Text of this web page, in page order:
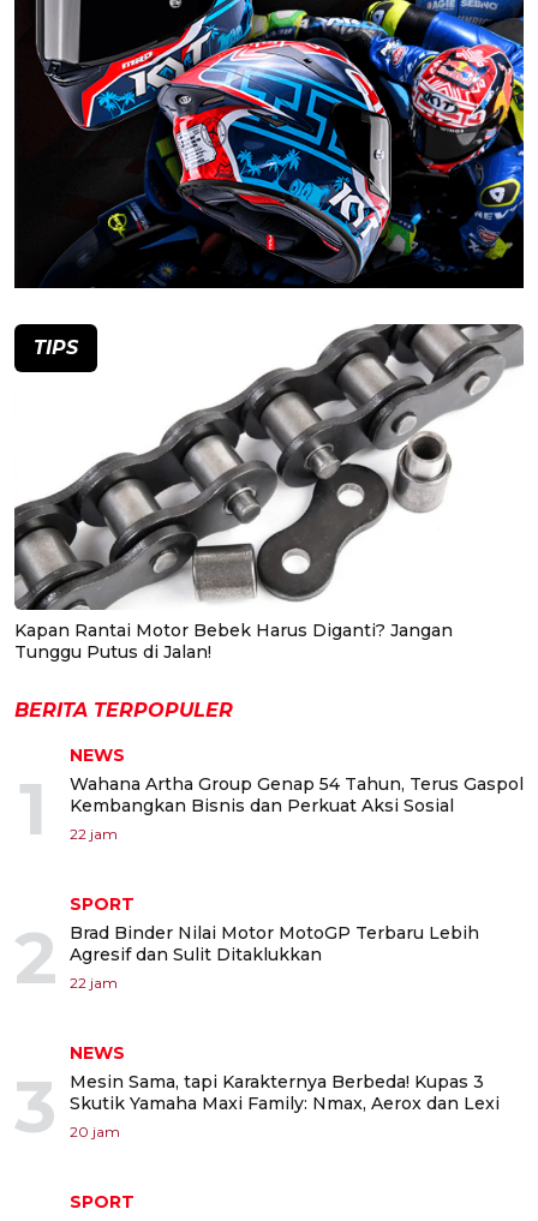
TIPS
Kapan Rantai Motor Bebek Harus Diganti? Jangan
Tunggu Putus di Jalan!
BERITA TERPOPULER
1
NEWS
Wahana Artha Group Genap 54 Tahun, Terus Gaspol
Kembangkan Bisnis dan Perkuat Aksi Sosial
22 jam
2
SPORT
Brad Binder Nilai Motor MotoGP Terbaru Lebih
Agresif dan Sulit Ditaklukkan
22 jam
3
NEWS
Mesin Sama, tapi Karakternya Berbeda! Kupas 3
Skutik Yamaha Maxi Family: Nmax, Aerox dan Lexi
20 jam
SPORT